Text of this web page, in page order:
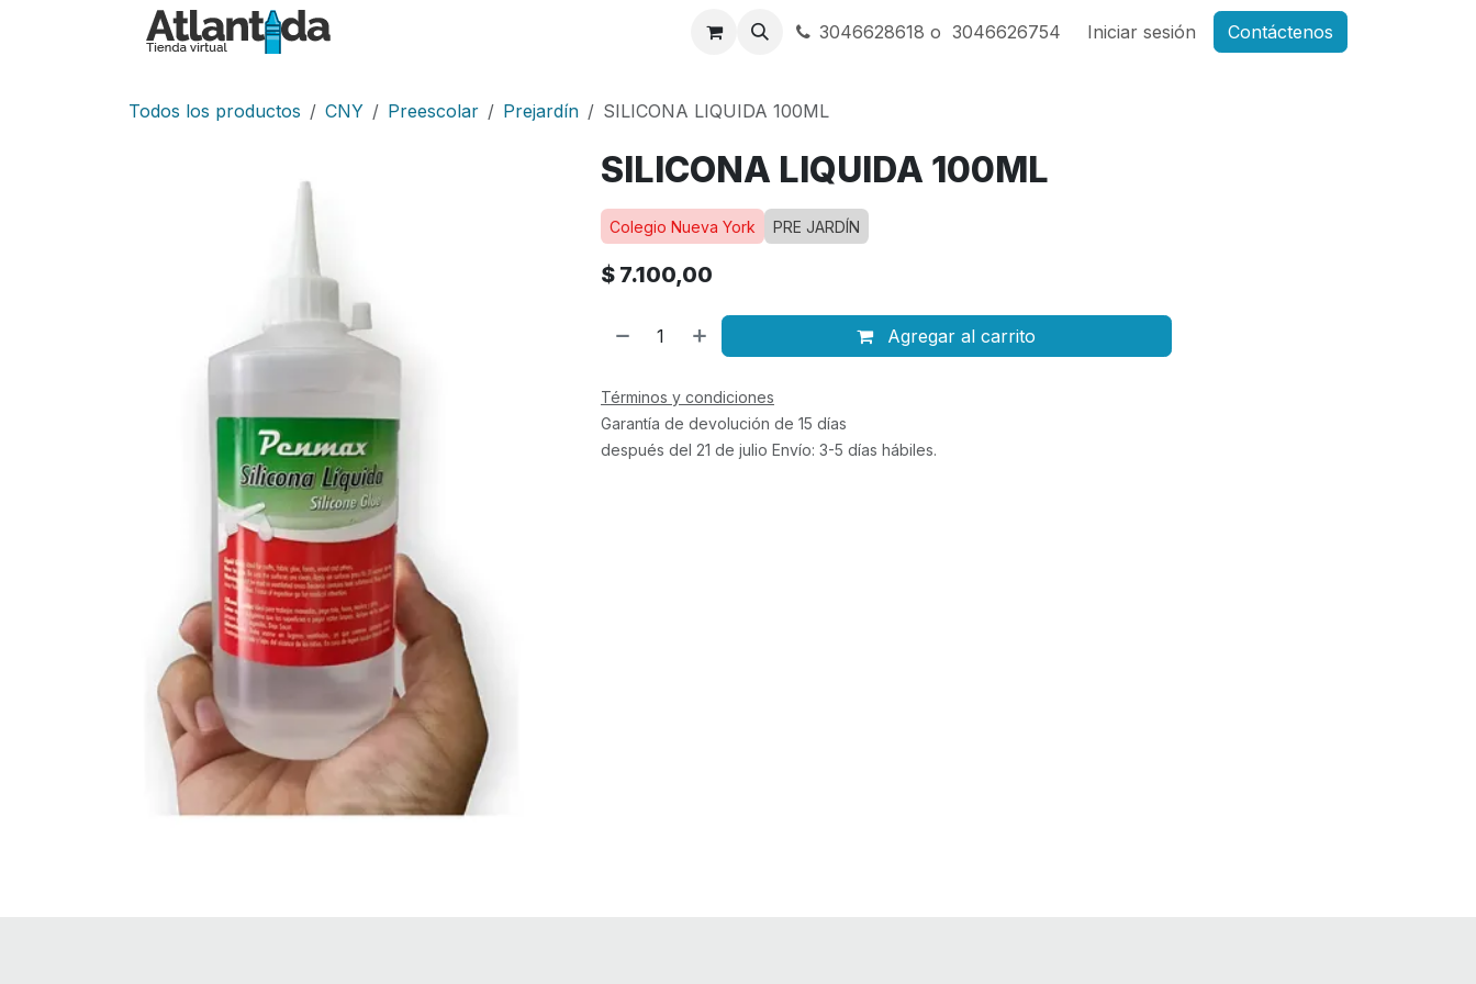
3046628618 o 3046626754 Iniciar sesión Contáctenos
Todos los productos CNY Preescolar Prejardín SILICONA LIQUIDA 100ML
SILICONA LIQUIDA 100ML
Colegio Nueva York PRE JARDÍN
$ 7.100,00
Agregar al carrito
Términos y condiciones
Garantía de devolución de 15 días
después del 21 de julio Envío: 3-5 días hábiles.